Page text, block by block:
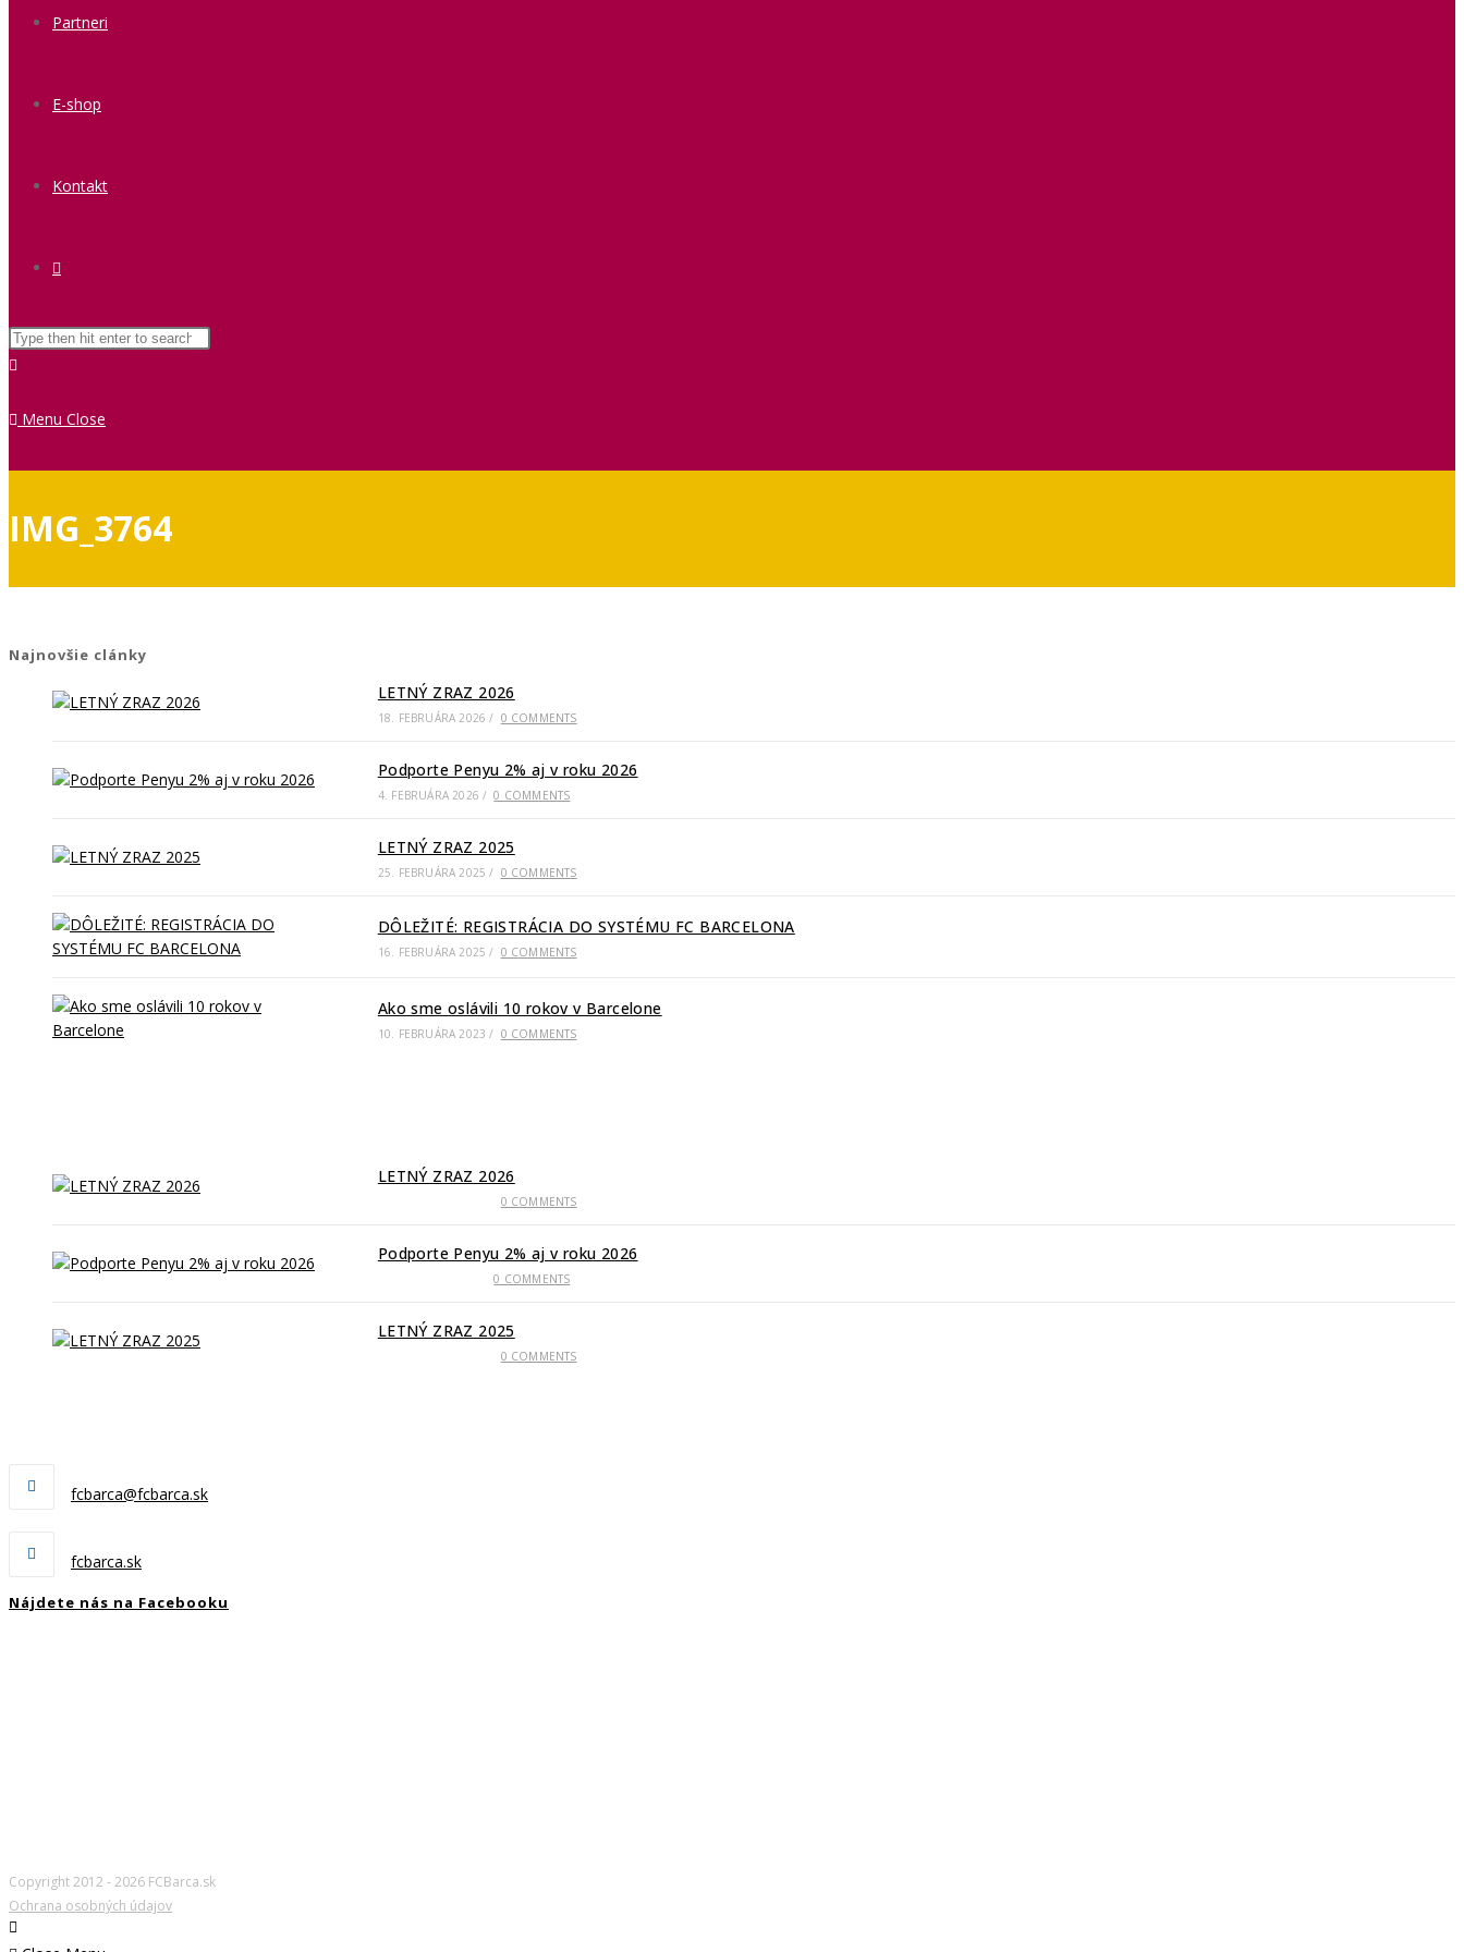
Partneri
E-shop
Kontakt
Menu Close
IMG_3764
Najnovšie clánky
LETNÝ ZRAZ 2026
18. FEBRUÁRA 2026 / 0 COMMENTS
Podporte Penyu 2% aj v roku 2026
4. FEBRUÁRA 2026 / 0 COMMENTS
LETNÝ ZRAZ 2025
25. FEBRUÁRA 2025 / 0 COMMENTS
DÔLEŽITÉ: REGISTRÁCIA DO SYSTÉMU FC BARCELONA
16. FEBRUÁRA 2025 / 0 COMMENTS
Ako sme oslávili 10 rokov v Barcelone
10. FEBRUÁRA 2023 / 0 COMMENTS
LETNÝ ZRAZ 2026
0 COMMENTS
Podporte Penyu 2% aj v roku 2026
0 COMMENTS
LETNÝ ZRAZ 2025
0 COMMENTS
fcbarca@fcbarca.sk
fcbarca.sk
Nájdete nás na Facebooku
Copyright 2012 - 2026 FCBarca.sk
Ochrana osobných údajov